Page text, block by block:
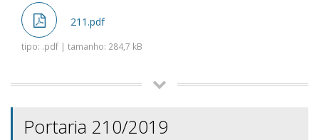
211.pdf
tipo: .pdf | tamanho: 284,7 kB
Portaria 210/2019